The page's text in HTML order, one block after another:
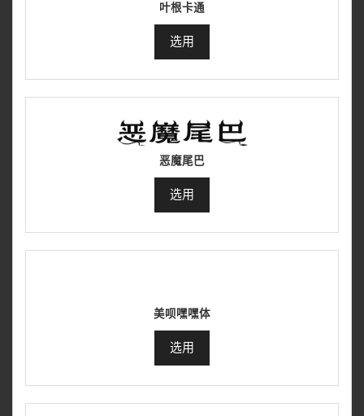
叶根卡通
选用
恶魔尾巴
选用
美呗嘿嘿体
选用